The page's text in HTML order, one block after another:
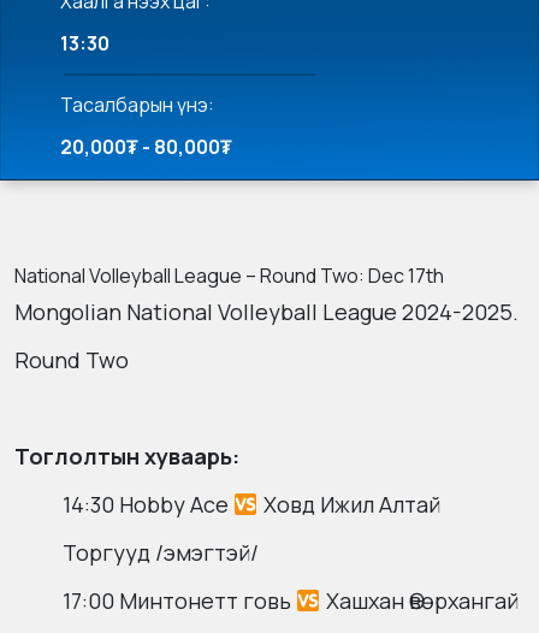
13:30
Тасалбарын үнэ:
20,000₮ - 80,000₮
National Volleyball League – Round Two: Dec 17th
Mongolian National Volleyball League 2024-2025.
Round Two
Тоглолтын хуваарь:
14:30 Hobby Ace
Ховд Ижил Алтай
Торгууд /эмэгтэй/
17:00 Минтонетт говь
Хашхан Өвөрхангай